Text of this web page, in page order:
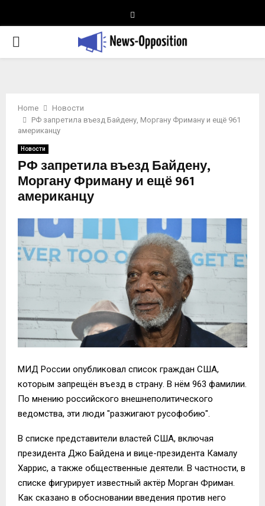
PRIMARY
Home
Новости
РФ запретила въезд Байдену, Моргану Фриману и ещё 961
американцу
Новости
РФ запретила въезд Байдену,
Моргану Фриману и ещё 961
американцу
МИД России опубликовал список граждан США,
которым запрещён въезд в страну. В нём 963 фамилии.
По мнению российского внешнеполитического
ведомства, эти люди "разжигают русофобию".
В списке представители властей США, включая
президента Джо Байдена и вице-президента Камалу
Харрис, а также общественные деятели. В частности, в
списке фигурирует известный актёр Морган Фриман.
Как сказано в обосновании введения против него